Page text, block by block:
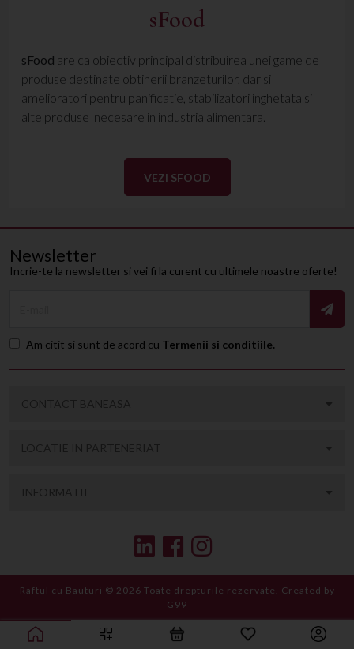
sFood
sFood are ca obiectiv principal distribuirea unei game de
produse destinate obtinerii branzeturilor, dar si
amelioratori pentru panificatie, stabilizatori inghetata si
alte produse necesare in industria alimentara.
VEZI SFOOD
Newsletter
Incrie-te la newsletter si vei fi la curent cu ultimele noastre oferte!
Am citit si sunt de acord cu Termenii si conditiile.
CONTACT BANEASA
LOCATIE IN PARTENERIAT
INFORMATII
Raftul cu Bauturi © 2026 Toate drepturile rezervate. Created by
G99